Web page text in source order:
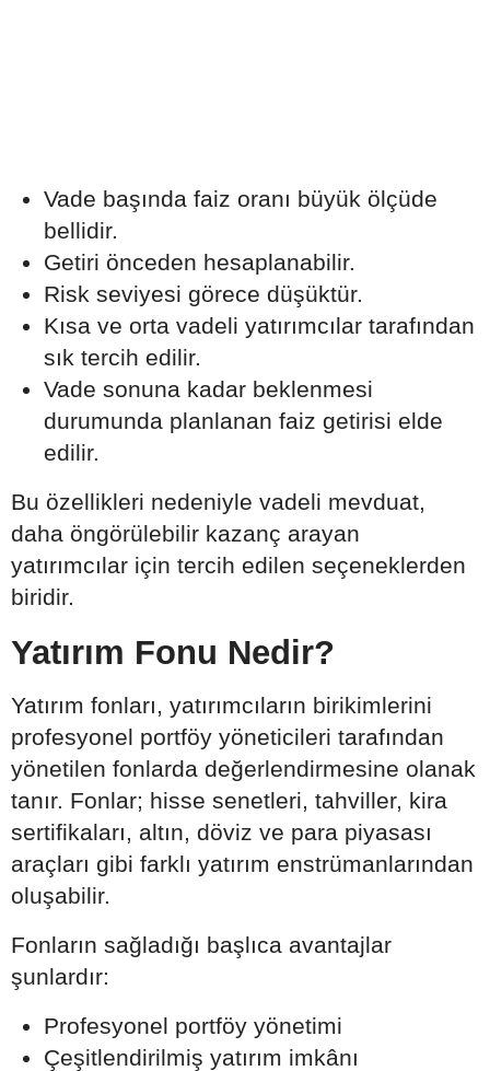
Vade başında faiz oranı büyük ölçüde
bellidir.
Getiri önceden hesaplanabilir.
Risk seviyesi görece düşüktür.
Kısa ve orta vadeli yatırımcılar tarafından
sık tercih edilir.
Vade sonuna kadar beklenmesi
durumunda planlanan faiz getirisi elde
edilir.
Bu özellikleri nedeniyle vadeli mevduat,
daha öngörülebilir kazanç arayan
yatırımcılar için tercih edilen seçeneklerden
biridir.
Yatırım Fonu Nedir?
Yatırım fonları, yatırımcıların birikimlerini
profesyonel portföy yöneticileri tarafından
yönetilen fonlarda değerlendirmesine olanak
tanır. Fonlar; hisse senetleri, tahviller, kira
sertifikaları, altın, döviz ve para piyasası
araçları gibi farklı yatırım enstrümanlarından
oluşabilir.
Fonların sağladığı başlıca avantajlar
şunlardır:
Profesyonel portföy yönetimi
Çeşitlendirilmiş yatırım imkânı